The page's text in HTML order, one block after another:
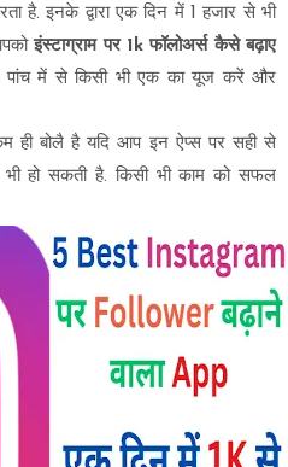
है. इनके द्वारा एक दिन में 1 हजार से भी
इंस्टाग्राम पर 1k फॉलोअर्स कैसे बढ़ाए
पांच में से किसी भी एक का यूज करें और
ही बोलै है यदि आप इन ऐप्स पर सही से
हो सकती है. किसी भी काम को सफल